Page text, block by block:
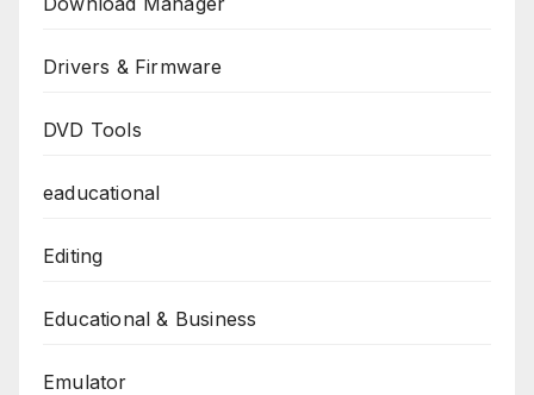
Drivers & Firmware
DVD Tools
eaducational
Editing
Educational & Business
Emulator